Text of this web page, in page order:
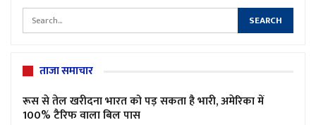
ताजा समाचार
रूस से तेल खरीदना भारत को पड़ सकता है भारी, अमेरिका में
100% टैरिफ वाला बिल पास